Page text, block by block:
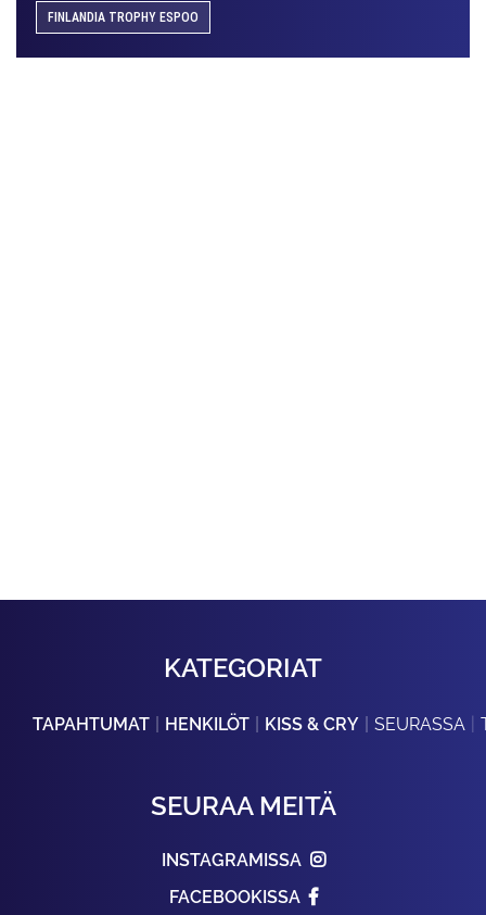
FINLANDIA TROPHY ESPOO
KATEGORIAT
TAPAHTUMAT HENKILÖT KISS & CRY SEURASSA
SEURAA MEITÄ
INSTAGRAMISSA
FACEBOOKISSA